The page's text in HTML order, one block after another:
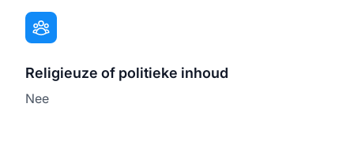
Religieuze of politieke inhoud
Nee